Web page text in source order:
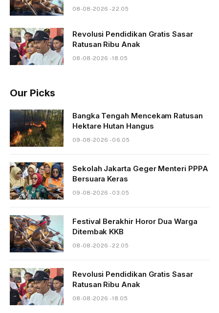
08-08-2026 - 22.05
Revolusi Pendidikan Gratis Sasar
Ratusan Ribu Anak
08-08-2026 - 18.05
Our Picks
Bangka Tengah Mencekam Ratusan
Hektare Hutan Hangus
09-08-2026 - 06.05
Sekolah Jakarta Geger Menteri PPPA
Bersuara Keras
09-08-2026 - 03.05
Festival Berakhir Horor Dua Warga
Ditembak KKB
08-08-2026 - 22.05
Revolusi Pendidikan Gratis Sasar
Ratusan Ribu Anak
08-08-2026 - 18.05